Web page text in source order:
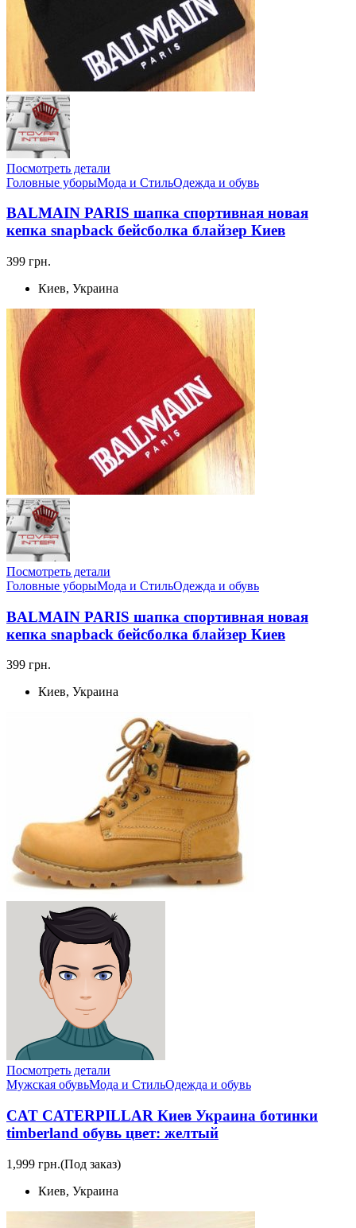
Посмотреть детали
Головные уборыМода и СтильОдежда и обувь
BALMAIN PARIS шапка спортивная новая
кепка snapback бейсболка блайзер Киев
399 грн.
Киев, Украина
Посмотреть детали
Головные уборыМода и СтильОдежда и обувь
BALMAIN PARIS шапка спортивная новая
кепка snapback бейсболка блайзер Киев
399 грн.
Киев, Украина
Посмотреть детали
Мужская обувьМода и СтильОдежда и обувь
CAT CATERPILLAR Киев Украина ботинки
timberland обувь цвет: желтый
1,999 грн.(Под заказ)
Киев, Украина